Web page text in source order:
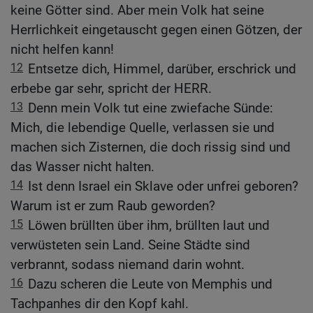
keine Götter sind. Aber mein Volk hat seine
Herrlichkeit eingetauscht gegen einen Götzen, der
nicht helfen kann!
12 Entsetze dich, Himmel, darüber, erschrick und
erbebe gar sehr, spricht der HERR.
13 Denn mein Volk tut eine zwiefache Sünde:
Mich, die lebendige Quelle, verlassen sie und
machen sich Zisternen, die doch rissig sind und
das Wasser nicht halten.
14 Ist denn Israel ein Sklave oder unfrei geboren?
Warum ist er zum Raub geworden?
15 Löwen brüllten über ihm, brüllten laut und
verwüsteten sein Land. Seine Städte sind
verbrannt, sodass niemand darin wohnt.
16 Dazu scheren die Leute von Memphis und
Tachpanhes dir den Kopf kahl.